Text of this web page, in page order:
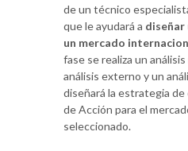
de un técnico
que le ayudará a diseñar
un mercado
fase se realiza un
análisis externo y un
diseñará la estrategia de
de Acción para el
seleccionado.